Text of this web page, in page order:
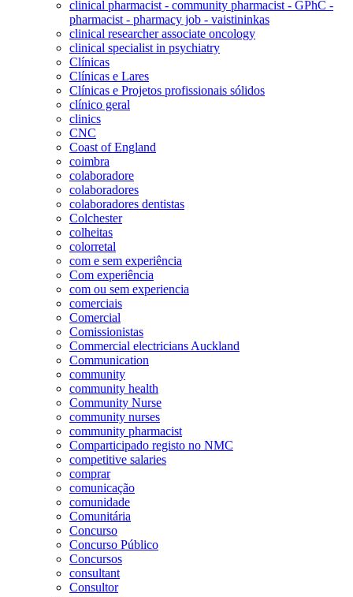
clinical pharmacist - community pharmacist - GPhC -
pharmacist - pharmacy job - vaistininkas
clinical researcher associate oncology
clinical specialist in psychiatry
Clínicas
Clínicas e Lares
Clínicas e Projetos profissionais sólidos
clínico geral
clinics
CNC
Coast of England
coimbra
colaboradore
colaboradores
colaboradores dentistas
Colchester
colheitas
colorretal
com e sem experiência
Com experiência
com ou sem experiencia
comerciais
Comercial
Comissionistas
Commercial electricians Auckland
Communication
community
community health
Community Nurse
community nurses
community pharmacist
Comparticipado registo no NMC
competitive salaries
comprar
comunicação
comunidade
Comunitária
Concurso
Concurso Público
Concursos
consultant
Consultor